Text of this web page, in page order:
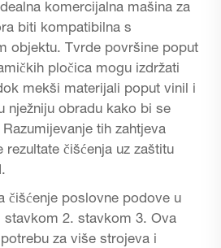
komercijalna mašina za
biti kompatibilna s
objektu. Tvrde površine poput
pločica mogu izdržati
mekši materijali poput vinil i
nježniju obradu kako bi se
tih zahtjeva
čišćenja uz zaštitu
čišćenje poslovne podove u
stavkom 2. stavkom 3. Ova
za više strojeva i